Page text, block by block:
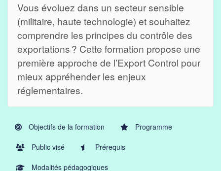
Vous évoluez dans un secteur sensible
(militaire, haute technologie) et souhaitez
comprendre les principes du contrôle des
exportations ? Cette formation propose une
première approche de l’Export Control pour
mieux appréhender les enjeux
réglementaires.
Objectifs de la formation Programme
Public visé Prérequis
Modalités pédagogiques